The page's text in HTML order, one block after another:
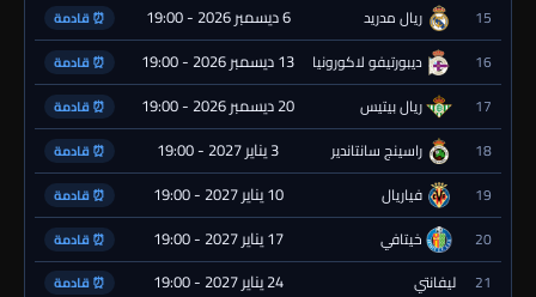
15 ريال مدريد 6 ديسمبر 2026 - 19:00 ⏰ قادمة
16 ديبورتيفو لاكورونيا 13 ديسمبر 2026 - 19:00 ⏰ قادمة
17 ريال بيتيس 20 ديسمبر 2026 - 19:00 ⏰ قادمة
18 راسينج سانتاندير 3 يناير 2027 - 19:00 ⏰ قادمة
19 فياريال 10 يناير 2027 - 19:00 ⏰ قادمة
20 خيتافي 17 يناير 2027 - 19:00 ⏰ قادمة
21 ليفانتي 24 يناير 2027 - 19:00 ⏰ قادمة